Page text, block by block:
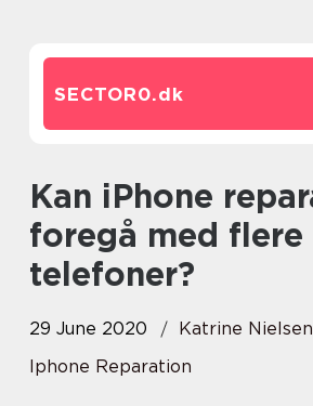
SECTOR0.dk
Kan iPhone reparation
foregå med flere
telefoner?
29 June 2020
Katrine Nielsen
Iphone Reparation